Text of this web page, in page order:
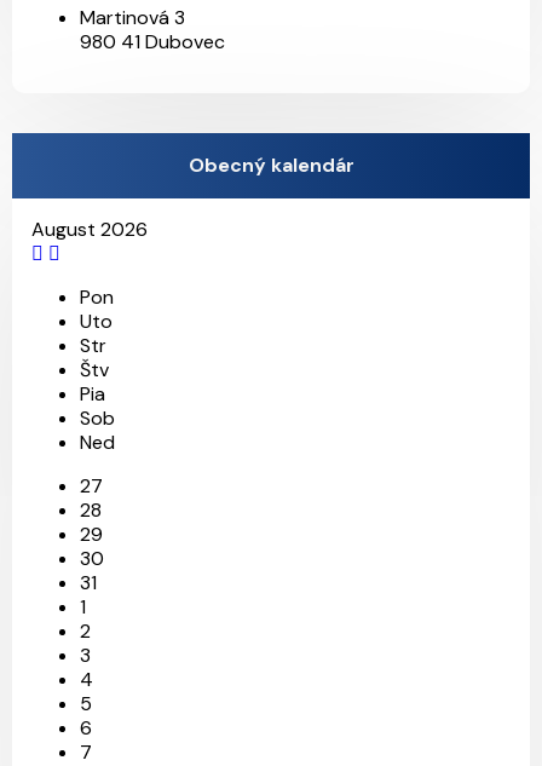
Martinová 3
980 41 Dubovec
Obecný kalendár
August 2026
Pon
Uto
Str
Štv
Pia
Sob
Ned
27
28
29
30
31
1
2
3
4
5
6
7